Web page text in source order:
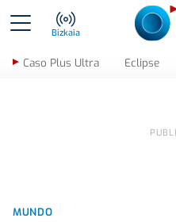
Bizkaia
Caso Plus Ultra Eclipse
MUNDO